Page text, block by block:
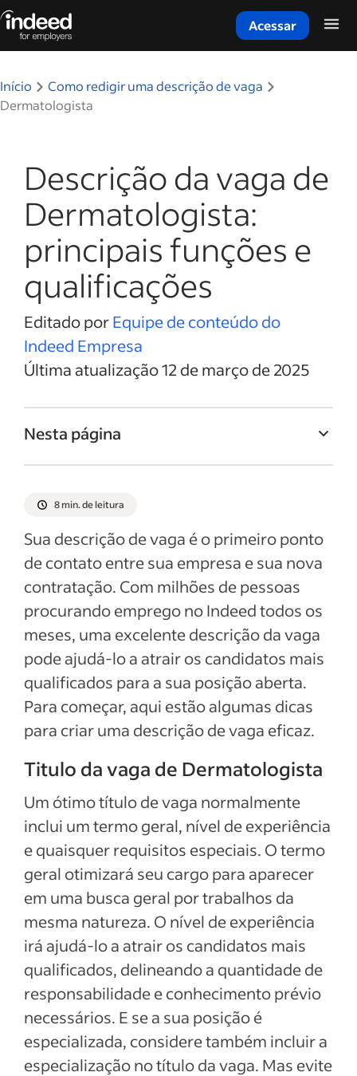
Acessar
Início
Como redigir uma descrição de vaga
Dermatologista
Descrição da vaga de
Dermatologista:
principais funções e
qualificações
Editado porEquipe de conteúdo do
Indeed Empresa
Última atualização 12 de março de 2025
Nesta página
Resumo da vaga de Dermatologista
Responsabilidades e deveres de
Dermatologista
Qualificações e habilidades de
Dermatologista
Exemplos de descrição da vaga
Ver mais
8 min. de leitura
Sua descrição de vaga é o primeiro ponto
de contato entre sua empresa e sua nova
contratação. Com milhões de pessoas
procurando emprego no Indeed todos os
meses, uma excelente descrição da vaga
pode ajudá-lo a atrair os candidatos mais
qualificados para a sua posição aberta.
Para começar, aqui estão algumas dicas
para criar uma descrição de vaga eficaz.
Titulo da vaga de Dermatologista
Um ótimo título de vaga normalmente
inclui um termo geral, nível de experiência
e quaisquer requisitos especiais. O termo
geral otimizará seu cargo para aparecer
em uma busca geral por trabalhos da
mesma natureza. O nível de experiência
irá ajudá-lo a atrair os candidatos mais
qualificados, delineando a quantidade de
responsabilidade e conhecimento prévio
necessários. E se a sua posição é
especializada, considere também incluir a
especialização no título da vaga. Mas evite